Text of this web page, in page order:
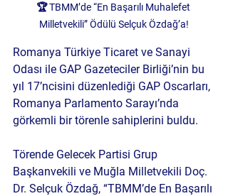
🏆 TBMM’de “En Başarılı Muhalefet
Milletvekili” Ödülü Selçuk Özdağ’a!
Romanya Türkiye Ticaret ve Sanayi
Odası ile GAP Gazeteciler Birliği’nin bu
yıl 17’ncisini düzenlediği GAP Oscarları,
Romanya Parlamento Sarayı’nda
görkemli bir törenle sahiplerini buldu.
Törende Gelecek Partisi Grup
Başkanvekili ve Muğla Milletvekili Doç.
Dr. Selçuk Özdağ, “TBMM’de En Başarılı